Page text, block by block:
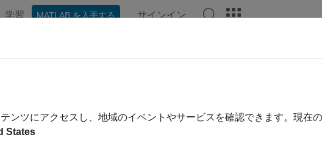
学習 MATLAB を入手する サインイン
Platform ユーザー インターフェイス
ユーザー インターフェイスでの C/C++ コードの欠陥のチェック
は、Polyspace 製品での C/C++ コードの静的解析と動的テストをサ
ンツにアクセスし、地域のイベントやサービスを確認できます。現在
States